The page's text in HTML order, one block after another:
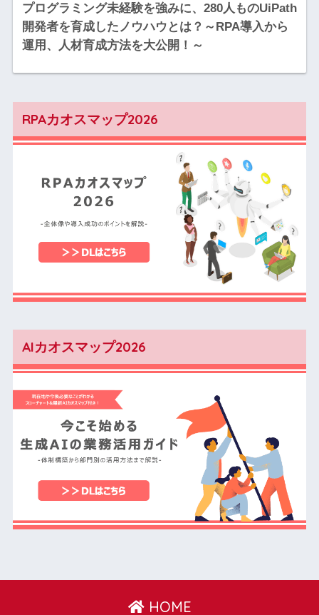
プログラミング未経験を強みに、280人ものUiPath
開発者を育成したノウハウとは？～RPA導入から
運用、人材育成方法を大公開！～
RPAカオスマップ2026
AIカオスマップ2026
HOME